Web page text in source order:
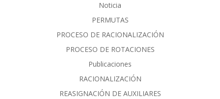
Noticia
PERMUTAS
PROCESO DE RACIONALIZACIÓN
PROCESO DE ROTACIONES
Publicaciones
RACIONALIZACIÓN
REASIGNACIÓN DE AUXILIARES